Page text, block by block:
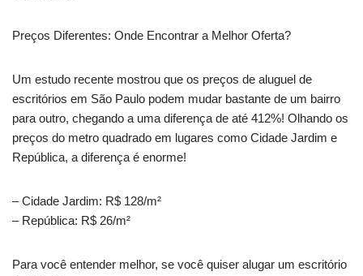
Preços Diferentes: Onde Encontrar a Melhor Oferta?
Um estudo recente mostrou que os preços de aluguel de
escritórios em São Paulo podem mudar bastante de um bairro
para outro, chegando a uma diferença de até 412%! Olhando os
preços do metro quadrado em lugares como Cidade Jardim e
República, a diferença é enorme!
– Cidade Jardim: R$ 128/m²
– República: R$ 26/m²
Para você entender melhor, se você quiser alugar um escritório